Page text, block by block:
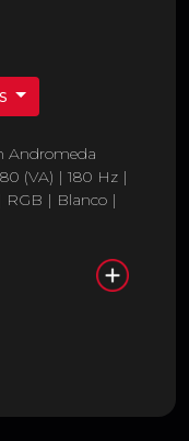
Andromeda
(VA) | 180 Hz |
RGB | Blanco |